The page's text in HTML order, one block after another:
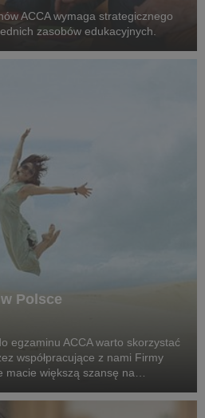
ACCA wymaga strategicznego
zasobów edukacyjnych.
Polsce
egzaminu ACCA warto skorzystać
współpracujące z nami Firmy
macie większą szansę na